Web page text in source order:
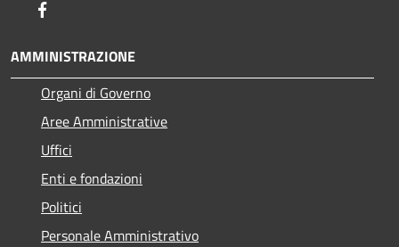
AMMINISTRAZIONE
Organi di Governo
Aree Amministrative
Uffici
Enti e fondazioni
Politici
Personale Amministrativo